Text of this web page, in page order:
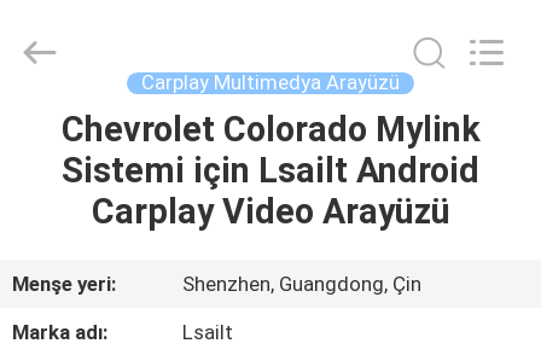
ÜRÜN:%
VİDEOLAR
Electron
Co.,Ltd.
Carplay Multimedya Arayüzü
Chevrolet Colorado Mylink
Sistemi için Lsailt Android
Carplay Video Arayüzü
Menşe yeri:
Shenzhen, Guangdong, Çin
Marka adı:
Lsailt